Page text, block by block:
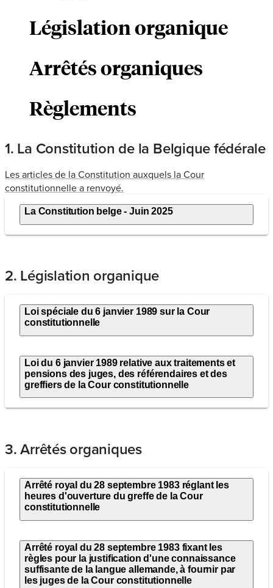
Législation organique
Arrêtés organiques
Règlements
1. La Constitution de la Belgique fédérale
Les articles de la Constitution auxquels la Cour
constitutionnelle a renvoyé.
La Constitution belge - Juin 2025
2. Législation organique
Loi spéciale du 6 janvier 1989 sur la Cour
constitutionnelle
Loi du 6 janvier 1989 relative aux traitements et
pensions des juges, des référendaires et des
greffiers de la Cour constitutionnelle
3. Arrêtés organiques
Arrêté royal du 28 septembre 1983 réglant les
heures d'ouverture du greffe de la Cour
constitutionnelle
Arrêté royal du 28 septembre 1983 fixant les
règles pour la justification d'une connaissance
suffisante de la langue allemande, à fournir par
les juges de la Cour constitutionnelle